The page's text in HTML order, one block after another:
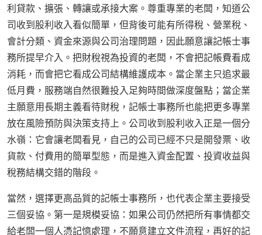
利貸款、擴張、轉讓或承接大案。尊重專業的老闆，知道公
司收到股利收入看似簡單，但背後可能有所得稅、營業稅、
會計分類、資金來源與公司治理問題，因此願意讓記帳士事
務所提早介入。把財稅視為投資的老闆，不會把記帳費看成
消耗，而會把它看成公司結構維護成本。當企業主只追求最
低月費，服務端自然很難投入足夠時間做深度盤點；當企業
主願意用長期主義看待財稅，記帳士事務所也能把更多專業
放在風險預防與決策支持上。公司收到股利收入正是一個分
水嶺：它會讓老闆看見，自己的公司已經不只是開發票、收
貨款、付費用的簡單型態，而是進入資金配置、投資收益與
稅務結構交錯的階段。
當然，選擇更高品質的記帳士事務所，也代表企業主要接受
三個妥協。第一是規模妥協：如果公司仍然把所有事情都交
給老闆一個人憑記憶處理，不願意建立文件流程，再好的記